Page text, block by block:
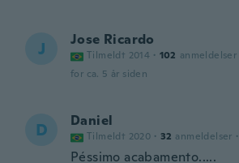
J Jose Ricardo
Tilmeldt 2014 · 102 anmeldelser
for ca. 5 år siden
D Daniel
Tilmeldt 2020 · 32 anmeldelser ·
Péssimo acabamento.....